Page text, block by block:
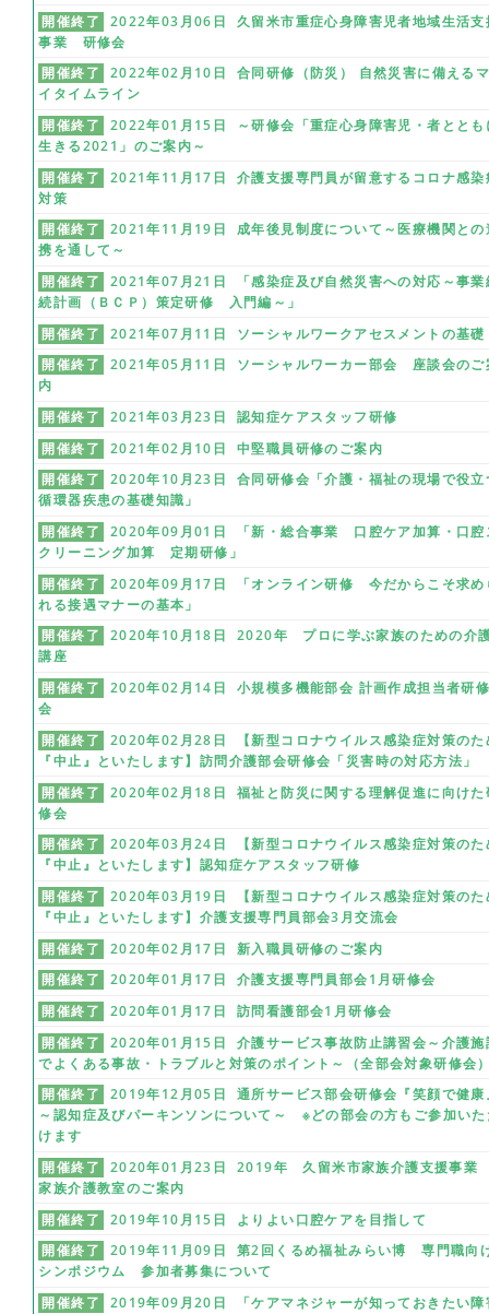
開催終了
2022年03月06日 久留米市重症心身障害児者地域生活支
事業 研修会
開催終了
2022年02月10日 合同研修（防災） 自然災害に備える
イタイムライン
開催終了
2022年01月15日 ～研修会「重症心身障害児・者ととも
生きる2021」のご案内～
開催終了
2021年11月17日 介護支援専門員が留意するコロナ感染
対策
開催終了
2021年11月19日 成年後見制度について～医療機関との
携を通して～
開催終了
2021年07月21日 「感染症及び自然災害への対応～事業
続計画（ＢＣＰ）策定研修 入門編～」
開催終了
2021年07月11日 ソーシャルワークアセスメントの基礎
開催終了
2021年05月11日 ソーシャルワーカー部会 座談会のご
内
開催終了
2021年03月23日 認知症ケアスタッフ研修
開催終了
2021年02月10日 中堅職員研修のご案内
開催終了
2020年10月23日 合同研修会「介護・福祉の現場で役立
循環器疾患の基礎知識」
開催終了
2020年09月01日 「新・総合事業 口腔ケア加算・口腔
クリーニング加算 定期研修」
開催終了
2020年09月17日 「オンライン研修 今だからこそ求め
れる接遇マナーの基本」
開催終了
2020年10月18日 2020年 プロに学ぶ家族のための介
講座
開催終了
2020年02月14日 小規模多機能部会 計画作成担当者研
会
開催終了
2020年02月28日 【新型コロナウイルス感染症対策のた
『中止』といたします】訪問介護部会研修会「災害時の対応方法」
開催終了
2020年02月18日 福祉と防災に関する理解促進に向けた
修会
開催終了
2020年03月24日 【新型コロナウイルス感染症対策のた
『中止』といたします】認知症ケアスタッフ研修
開催終了
2020年03月19日 【新型コロナウイルス感染症対策のた
『中止』といたします】介護支援専門員部会3月交流会
開催終了
2020年02月17日 新入職員研修のご案内
開催終了
2020年01月17日 介護支援専門員部会1月研修会
開催終了
2020年01月17日 訪問看護部会1月研修会
開催終了
2020年01月15日 介護サービス事故防止講習会～介護施
でよくある事故・トラブルと対策のポイント～（全部会対象研修会
開催終了
2019年12月05日 通所サービス部会研修会『笑顔で健康
～認知症及びパーキンソンについて～ ※どの部会の方もご参加い
けます
開催終了
2020年01月23日 2019年 久留米市家族介護支援事
家族介護教室のご案内
開催終了
2019年10月15日 よりよい口腔ケアを目指して
開催終了
2019年11月09日 第2回くるめ福祉みらい博 専門職向
シンポジウム 参加者募集について
開催終了
2019年09月20日 「ケアマネジャーが知っておきたい障